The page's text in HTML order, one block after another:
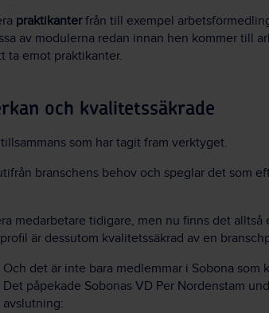
praktikanterfrån till exempel
av modulerna redan innan hen kommer till
ta emot praktikanter.
och kvalitetssäkrade
som har tagit fram verktyget.
branschens behov och speglar det som
medarbetare tidigare, men nu finns det alltså
är dessutom kvalitetssäkrad av en
Och det är inte bara medlemmar i Sobona som
Det påpekade Sobonas VD Per Nordenstam
avslutning: